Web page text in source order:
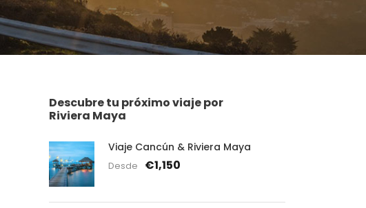
Descubre tu próximo viaje por
Riviera Maya
Viaje Cancún & Riviera Maya
Desde €1,150